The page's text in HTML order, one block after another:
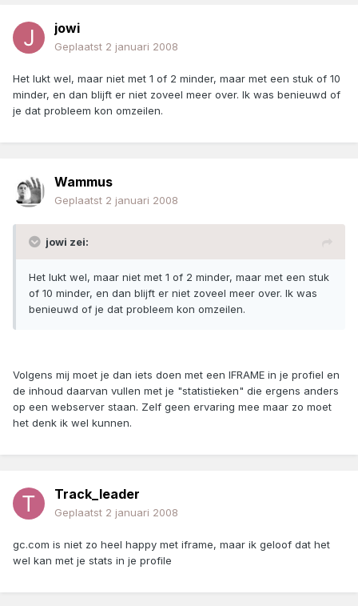
jowi
Geplaatst 2 januari 2008
Het lukt wel, maar niet met 1 of 2 minder, maar met een stuk of 10
minder, en dan blijft er niet zoveel meer over. Ik was benieuwd of
je dat probleem kon omzeilen.
Wammus
Geplaatst 2 januari 2008
jowi zei:
Het lukt wel, maar niet met 1 of 2 minder, maar met een stuk
of 10 minder, en dan blijft er niet zoveel meer over. Ik was
benieuwd of je dat probleem kon omzeilen.
Volgens mij moet je dan iets doen met een IFRAME in je profiel en
de inhoud daarvan vullen met je "statistieken" die ergens anders
op een webserver staan. Zelf geen ervaring mee maar zo moet
het denk ik wel kunnen.
Track_leader
Geplaatst 2 januari 2008
gc.com is niet zo heel happy met iframe, maar ik geloof dat het
wel kan met je stats in je profile